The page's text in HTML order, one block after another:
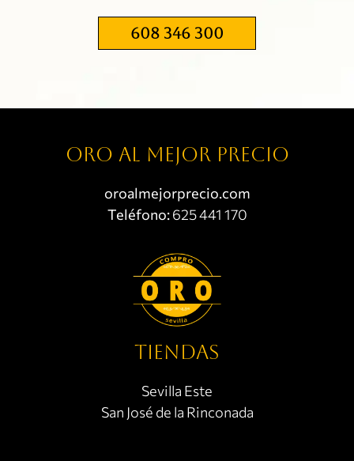
608 346 300
Oro al mejor precio
oroalmejorprecio.com
Teléfono:625 441 170
TIENDAS
Sevilla Este
San José de la Rinconada